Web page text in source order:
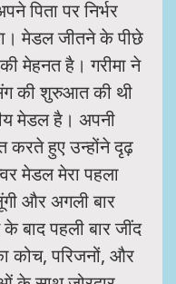
पिता पर निर्भर
मेडल जीतने के पीछे
मेहनत है। गरीमा ने
की शुरुआत की थी
मेडल है। अपनी
करते हुए उन्होंने दृढ़
मेडल मेरा पहला
और अगली बार
बाद पहली बार जींद
कोच, परिजनों, और